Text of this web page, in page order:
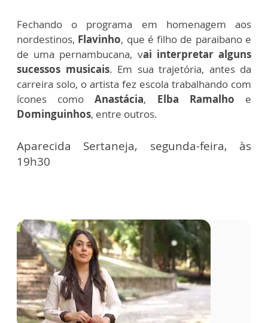
Fechando o programa em homenagem aos
nordestinos, Flavinho, que é filho de paraibano e
de uma pernambucana, vai interpretar alguns
sucessos musicais. Em sua trajetória, antes da
carreira solo, o artista fez escola trabalhando com
ícones comoAnastácia, Elba Ramalho e
Dominguinhos, entre outros.
Aparecida Sertaneja, segunda-feira, às
19h30